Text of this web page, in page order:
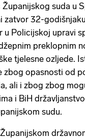
Županijskog suda u
zatvor 32-
u Policijskoj upravi
preklopnim
tjelesne ozljede.
zbog opasnosti od
ali i zbog zbog
i BiH
sudu.